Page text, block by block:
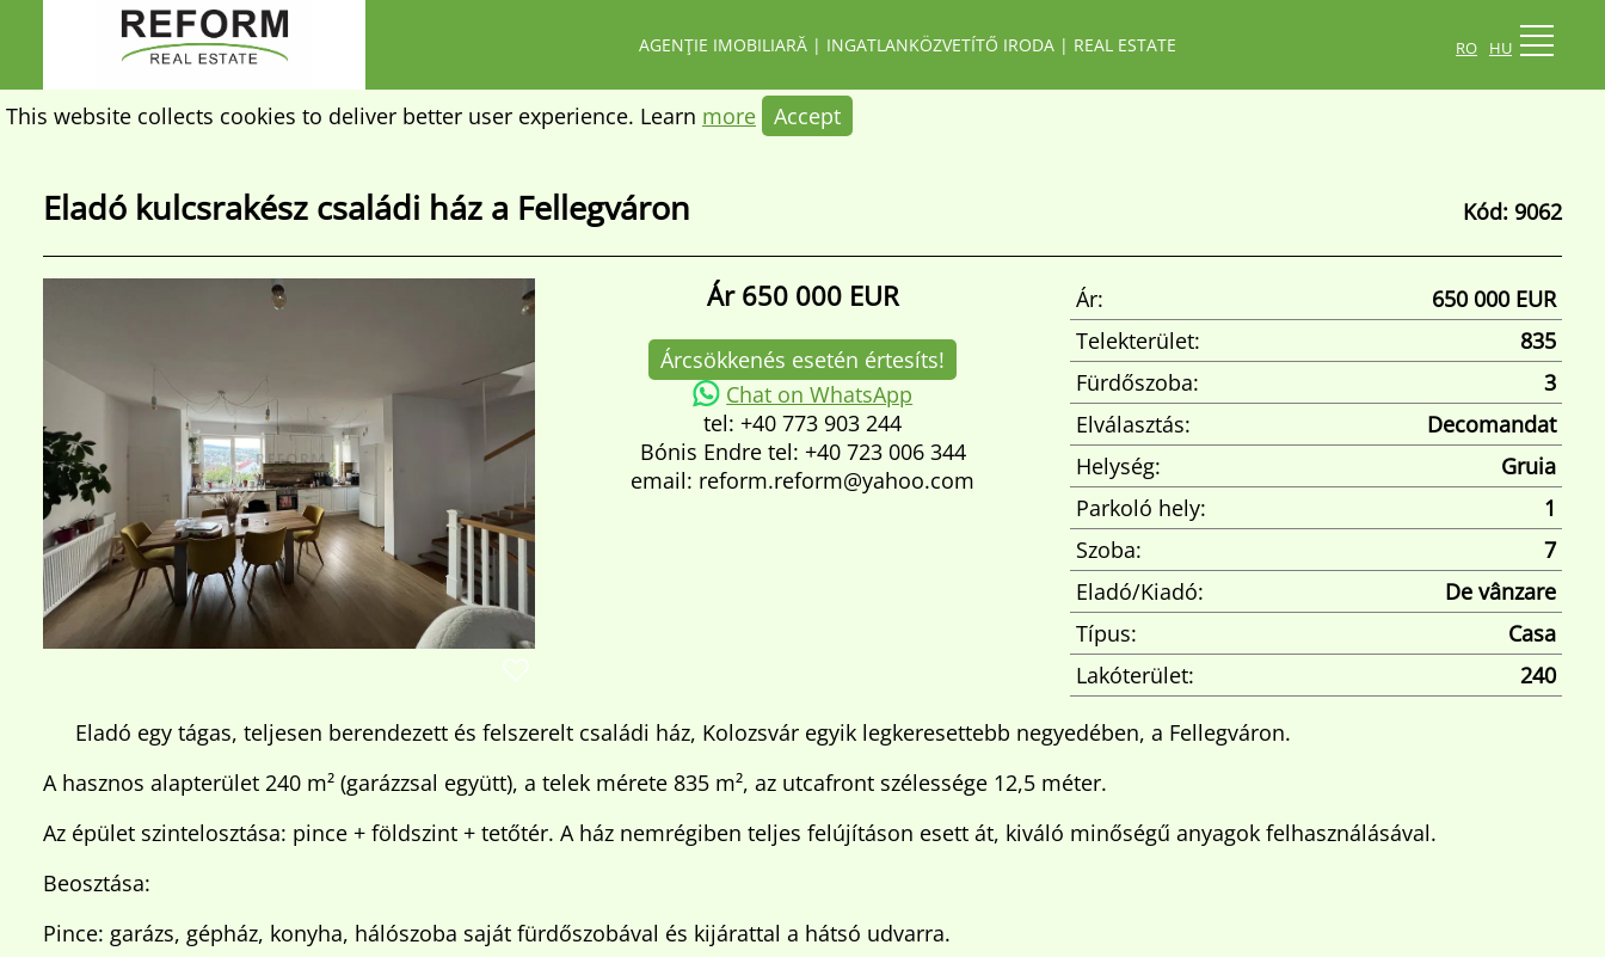
AGENŢIE IMOBILIARĂ | INGATLANKÖZVETÍTŐ IRODA | REAL ESTATE ro hu
This website collects cookies to deliver better user experience. Learn more Accept
Eladó kulcsrakész családi ház a Fellegváron Kód: 9062
Ár650 000 EUR
Árcsökkenés esetén értesíts!
Chat on WhatsApp
tel: +40 773 903 244
Bónis Endre tel: +40 723 006 344
email: reform.reform@yahoo.com
Ár:
650 000 EUR
Telekterület:
835
Fürdőszoba:
3
Elválasztás:
Decomandat
Helység:
Gruia
Parkoló hely:
1
Szoba:
7
Eladó/Kiadó:
De vânzare
Típus:
Casa
Lakóterület:
240
Eladó egy tágas, teljesen berendezett és felszerelt családi ház, Kolozsvár egyik legkeresettebb negyedében, a Fellegváron.
A hasznos alapterület 240 m² (garázzsal együtt), a telek mérete 835 m², az utcafront szélessége 12,5 méter.
Az épület szintelosztása: pince + földszint + tetőtér. A ház nemrégiben teljes felújításon esett át, kiváló minőségű anyagok felhasználásával.
Beosztása:
Pince: garázs, gépház, konyha, hálószoba saját fürdőszobával és kijárattal a hátsó udvarra.